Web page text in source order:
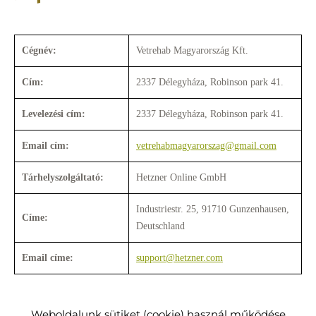
Cégnév: Vetrehab Magyarország Kft.
Cím: 2337 Délegyháza, Robinson park 41.
Levelezési cím: 2337 Délegyháza, Robinson park 41.
Email cím: vetrehabmagyarorszag@gmail.com
Tárhelyszolgáltató: Hetzner Online GmbH
Címe:
Industriestr. 25, 91710 Gunzenhausen,
Deutschland
Email címe: support@hetzner.com